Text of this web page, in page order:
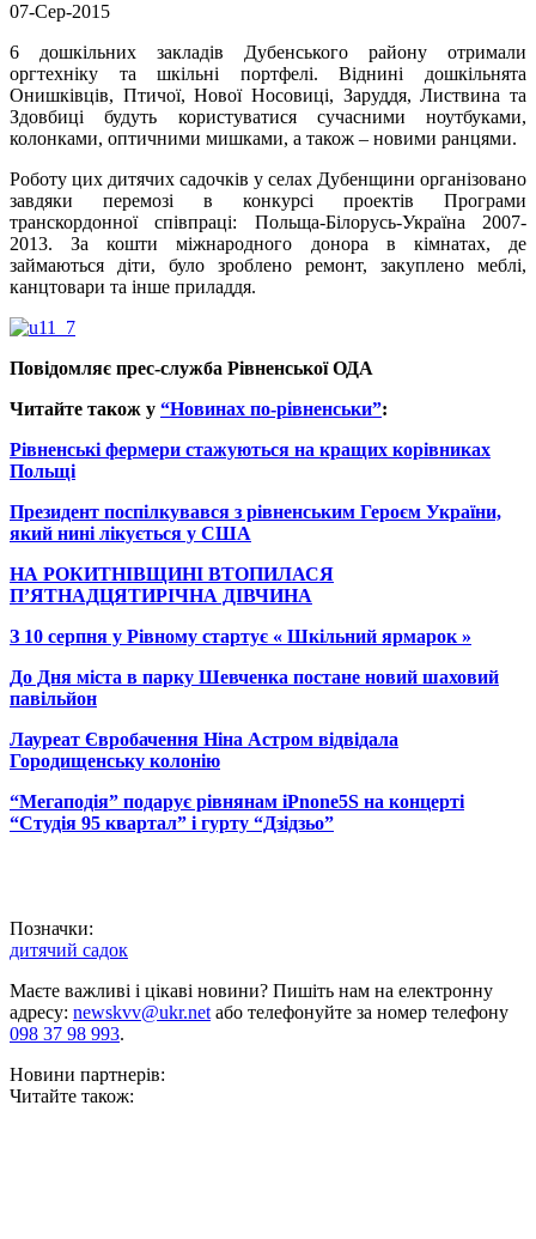
07-Сер-2015
6 дошкільних закладів Дубенського району отримали
оргтехніку та шкільні портфелі. Віднині дошкільнята
Онишківців, Птичої, Нової Носовиці, Заруддя, Листвина та
Здовбиці будуть користуватися сучасними ноутбуками,
колонками, оптичними мишками, а також – новими ранцями.
Роботу цих дитячих садочків у селах Дубенщини організовано
завдяки перемозі в конкурсі проектів Програми
транскордонної співпраці: Польща-Білорусь-Україна 2007-
2013. За кошти міжнародного донора в кімнатах, де
займаються діти, було зроблено ремонт, закуплено меблі,
канцтовари та інше приладдя.
Повідомляє прес-служба Рівненської ОДА
Читайте також у “Новинах по-рівненськи”:
Рівненські фермери стажуються на кращих корівниках
Польщі
Президент поспілкувався з рівненським Героєм України,
який нині лікується у США
НА РОКИТНІВЩИНІ ВТОПИЛАСЯ
П’ЯТНАДЦЯТИРІЧНА ДІВЧИНА
З 10 серпня у Рівному стартує « Шкільний ярмарок »
До Дня міста в парку Шевченка постане новий шаховий
павільйон
Лауреат Євробачення Ніна Астром відвідала
Городищенську колонію
“Мегаподія” подарує рівнянам iPnone5S на концерті
“Студія 95 квартал” і гурту “Дзідзьо”
Позначки:
дитячий садок
Маєте важливі і цікаві новини? Пишіть нам на електронну
адресу: newskvv@ukr.netабо телефонуйте за номер телефону
098 37 98 993.
Новини партнерів:
Читайте також: